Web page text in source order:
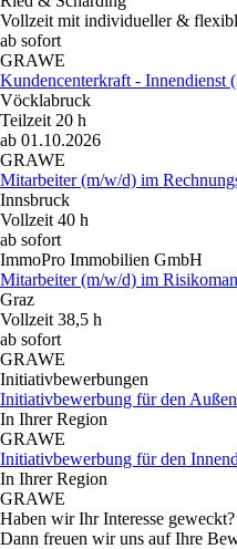
Vollzeit mit individueller &
ab sofort
GRAWE
Kundencenterkraft - Innendienst
Vöcklabruck
Teilzeit 20 h
ab 01.10.2026
GRAWE
Mitarbeiter (m/w/d) im
Innsbruck
Vollzeit 40 h
ab sofort
ImmoPro Immobilien GmbH
Mitarbeiter (m/w/d) im
Graz
Vollzeit 38,5 h
ab sofort
GRAWE
Initiativbewerbungen
Initiativbewerbung für den
In Ihrer Region
GRAWE
Initiativbewerbung für den
In Ihrer Region
GRAWE
Haben wir Ihr Interesse geweckt?
Dann freuen wir uns auf Ihre